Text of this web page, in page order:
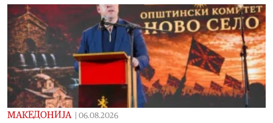
МАКЕДОНИЈА 06.08.2026